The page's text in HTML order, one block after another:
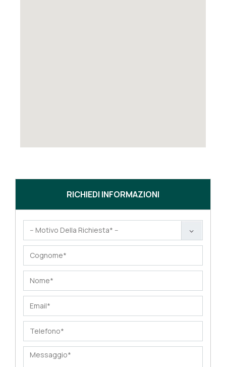
RICHIEDI INFORMAZIONI